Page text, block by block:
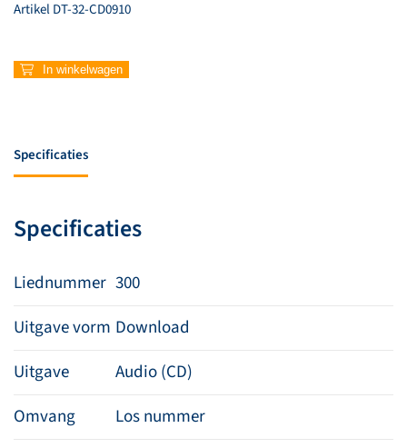
ArtikelDT-32-CD0910
300
is
van
al
wat
is
In winkelwagen
Specificaties
Specificaties
Liednummer 300
Uitgave vorm Download
Uitgave
Audio (CD)
Omvang
Los nummer